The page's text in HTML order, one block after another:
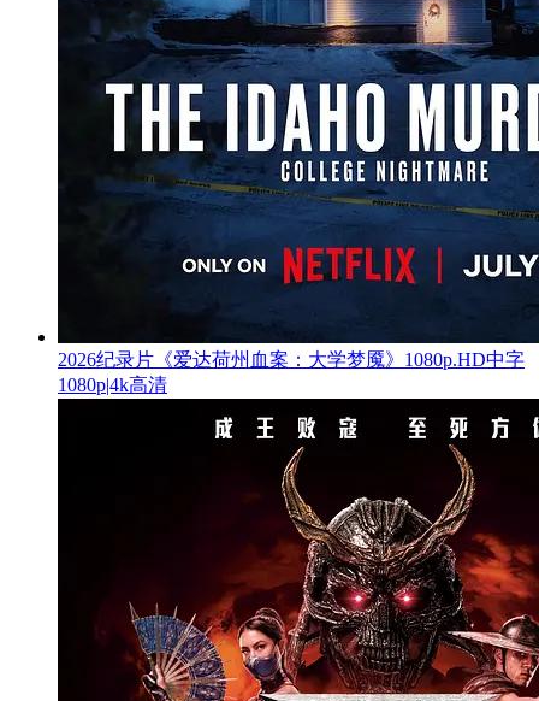
2026纪录片《爱达荷州血案：大学梦魇》1080p.HD中字
1080p|4k高清